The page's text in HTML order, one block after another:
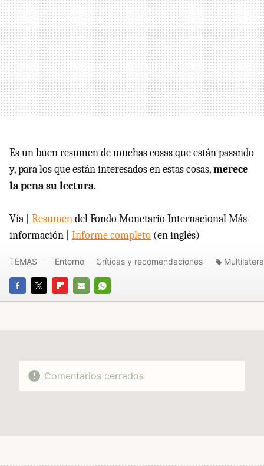
Es un buen resumen de muchas cosas que están pasando
y, para los que están interesados en estas cosas,merece
la pena su lectura.
Vía | Resumendel Fondo Monetario Internacional Más
información | Informe completo (en inglés)
FACEBOOK
TWITTERFLIPBOARD
E-
WHATSAPP
TEMAS Entorno Críticas y recomendaciones
Comentarios cerrados